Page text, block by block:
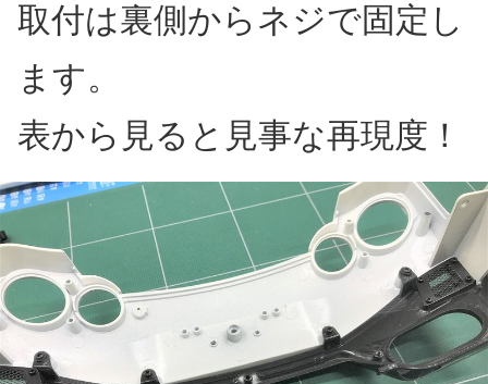
取付は裏側からネジで固定し
ます。
表から見ると見事な再現度！